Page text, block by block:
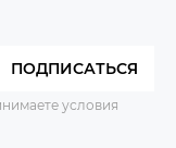
ПОДПИСАТЬСЯ
условия